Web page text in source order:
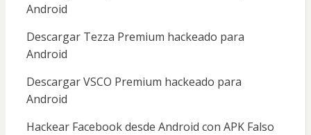
Android
Descargar Tezza Premium hackeado para
Android
Descargar VSCO Premium hackeado para
Android
Hackear Facebook desde Android con APK Falso